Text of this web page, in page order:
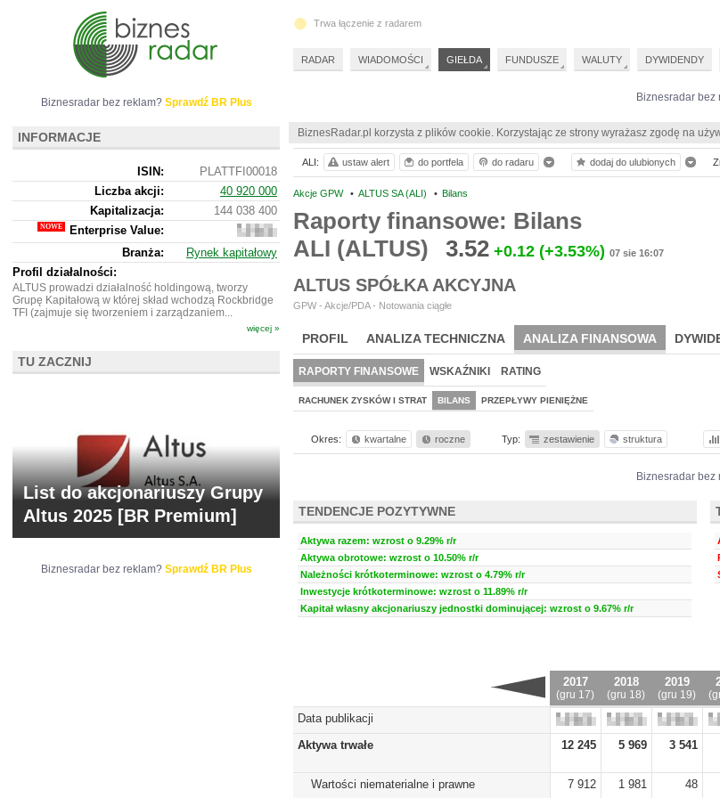
Biznesradar bez
BiznesRadar.pl korzysta z plików cookie. Korzystając ze strony wyrażasz zgodę na
Akcje GPW • ALTUS SA (ALI) • Bilans
Raporty finansowe: Bilans
ALI (ALTUS)
3.52 +0.12 (+3.53%) 07 sie 16:07
ALTUS SPÓŁKA AKCYJNA
GPW - Akcje/PDA - Notowania ciągłe
PROFIL ANALIZA TECHNICZNA ANALIZA FINANSOWA
RAPORTY FINANSOWE WSKAŹNIKI RATING
RACHUNEK ZYSKÓW I STRAT BILANS PRZEPŁYWY PIENIĘŻNE
Okres: kwartalne roczne Typ: zestawienie struktura
Biznesradar bez
TENDENCJE POZYTYWNE
Aktywa razem: wzrost o 9.29% r/r
Aktywa obrotowe: wzrost o 10.50% r/r
Należności krótkoterminowe: wzrost o 4.79% r/r
Inwestycje krótkoterminowe: wzrost o 11.89% r/r
Kapitał własny akcjonariuszy jednostki dominującej: wzrost o 9.67% r/r
2017
(gru 17)
2018
(gru 18)
2019
(gru 19)
Data publikacji
Aktywa trwałe
12 245 5 969 3 541
Wartości niematerialne i prawne 7 912 1 981 48
ALI: ustaw alert do portfela do radaru dodaj do ulubionych
Biznesradar bez reklam? Sprawdź BR Plus
INFORMACJE
ISIN:
PLATTFI00018
Liczba akcji:
40 920 000
Kapitalizacja:
144 038 400
Enterprise Value:
136
050
400
Branża:
Rynek kapitałowy
Profil działalności:
ALTUS prowadzi działalność holdingową, tworzy
Grupę Kapitałową w której skład wchodzą Rockbridge
TFI (zajmuje się tworzeniem i zarządzaniem...
więcej »
TU ZACZNIJ
List do akcjonariuszy Grupy
Altus 2025 [BR Premium]
Biznesradar bez reklam? Sprawdź BR Plus
Trwa łączenie z radarem
RADAR WIADOMOŚCI GIEŁDA FUNDUSZE WALUTY DYWIDENDY